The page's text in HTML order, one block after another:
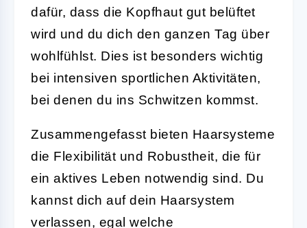
dafür, dass die Kopfhaut gut belüftet
wird und du dich den ganzen Tag über
wohlfühlst. Dies ist besonders wichtig
bei intensiven sportlichen Aktivitäten,
bei denen du ins Schwitzen kommst.
Zusammengefasst bieten Haarsysteme
die Flexibilität und Robustheit, die für
ein aktives Leben notwendig sind. Du
kannst dich auf dein Haarsystem
verlassen, egal welche